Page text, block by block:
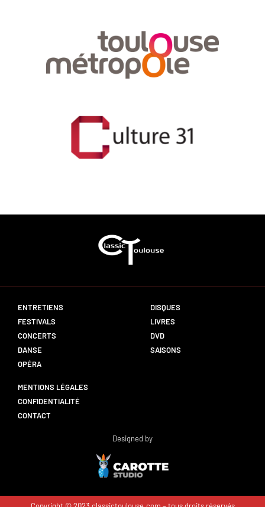
ENTRETIENS
FESTIVALS
CONCERTS
DANSE
OPÉRA
DISQUES
LIVRES
DVD
SAISONS
MENTIONS LÉGALES
CONFIDENTIALITÉ
CONTACT
Designed by